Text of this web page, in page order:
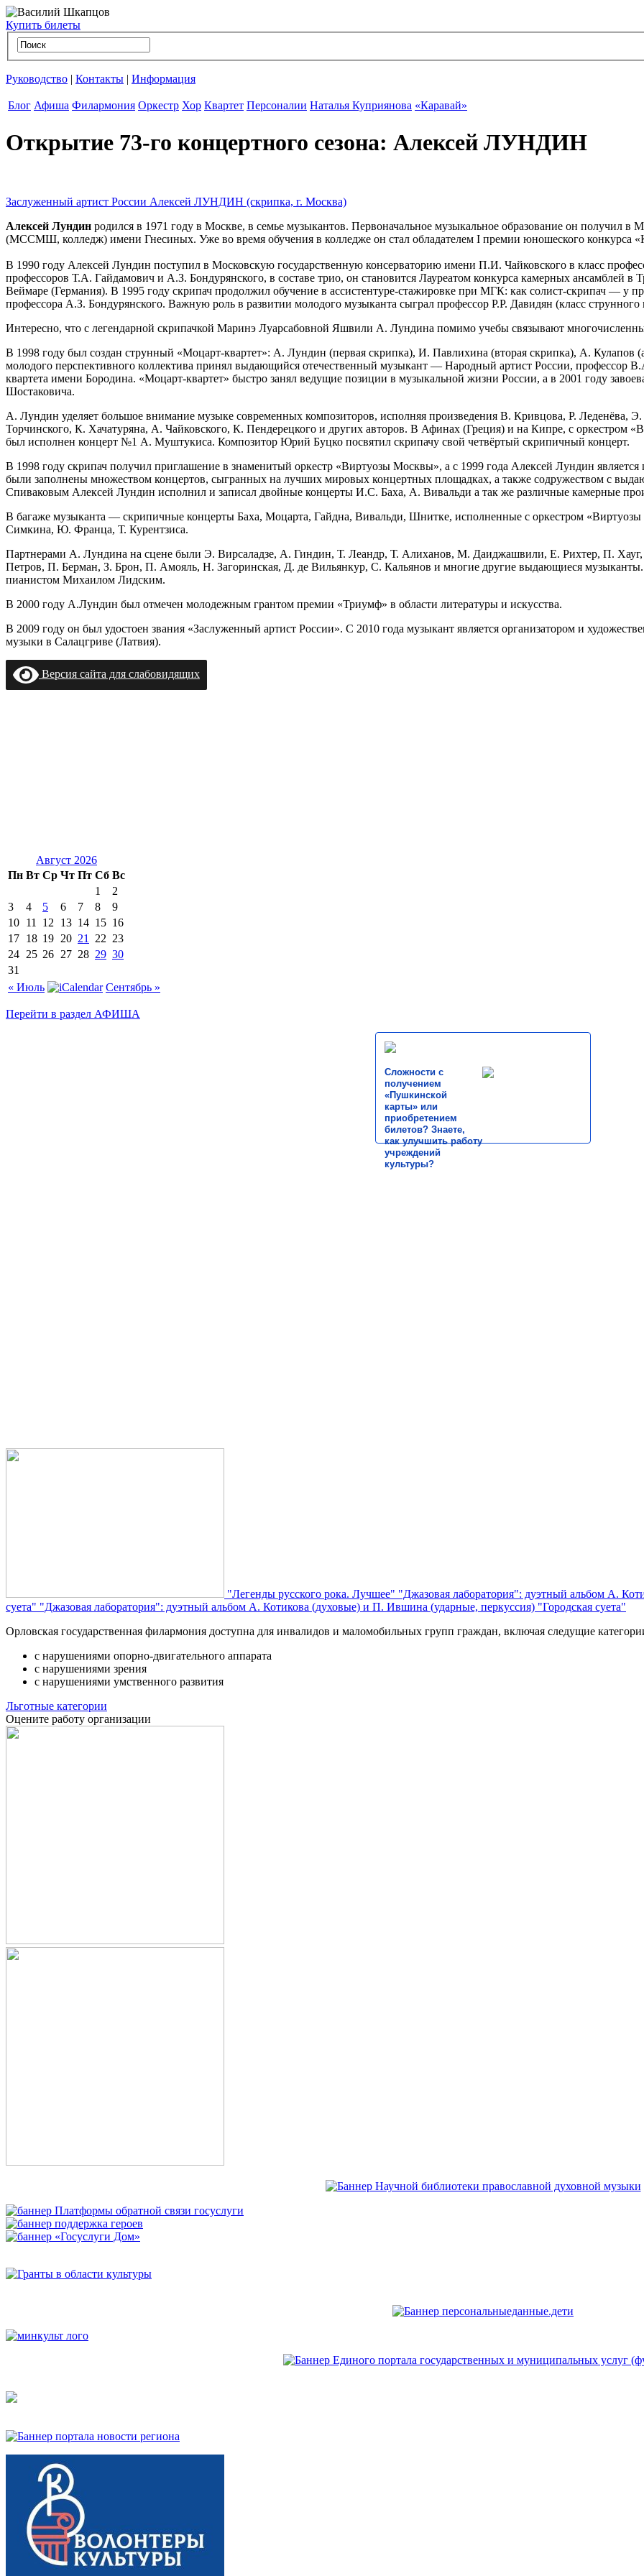
Купить билеты
Руководство | Контакты | Информация
Блог Афиша Филармония Оркестр Хор Квартет Персоналии Наталья Куприянова «Каравай»
Открытие 73-го концертного сезона: Алексей ЛУНДИН
Заслуженный артист России Алексей ЛУНДИН (скрипка, г. Москва)
Алексей Лундин родился в 1971 году в Москве, в семье музыкантов. Первоначальное музыкальное образование он получил в
(МССМШ, колледж) имени Гнесиных. Уже во время обучения в колледже он стал обладателем I премии юношеского конкурса
В 1990 году Алексей Лундин поступил в Московскую государственную консерваторию имени П.И. Чайковского в класс
профессоров Т.А. Гайдамович и А.З. Бондурянского, в составе трио, он становится Лауреатом конкурса камерных ансамблей в
Веймаре (Германия). В 1995 году скрипач продолжил обучение в ассистентуре-стажировке при МГК: как солист-скрипач —
профессора А.З. Бондурянского. Важную роль в развитии молодого музыканта сыграл профессор Р.Р. Давидян (класс
Интересно, что с легендарной скрипачкой Маринэ Луарсабовной Яшвили А. Лундина помимо учебы связывают
В 1998 году был создан струнный «Моцарт-квартет»: А. Лундин (первая скрипка), И. Павлихина (вторая скрипка), А. Кулапов
молодого перспективного коллектива принял выдающийся отечественный музыкант — Народный артист России, профессор
квартета имени Бородина. «Моцарт-квартет» быстро занял ведущие позиции в музыкальной жизни России, а в 2001 году
Шостаковича.
А. Лундин уделяет большое внимание музыке современных композиторов, исполняя произведения В. Кривцова, Р. Леденёва,
Торчинского, К. Хачатуряна, А. Чайковского, К. Пендерецкого и других авторов. В Афинах (Греция) и на Кипре, с
был исполнен концерт №1 А. Муштукиса. Композитор Юрий Буцко посвятил скрипачу свой четвёртый скрипичный концерт.
В 1998 году скрипач получил приглашение в знаменитый оркестр «Виртуозы Москвы», а с 1999 года Алексей Лундин
были заполнены множеством концертов, сыгранных на лучших мировых концертных площадках, а также содружеством с
Спиваковым Алексей Лундин исполнил и записал двойные концерты И.С. Баха, А. Вивальди а так же различные камерные
В багаже музыканта — скрипичные концерты Баха, Моцарта, Гайдна, Вивальди, Шнитке, исполненные с оркестром
Симкина, Ю. Франца, Т. Курентзиса.
Партнерами А. Лундина на сцене были Э. Вирсаладзе, А. Гиндин, Т. Леандр, Т. Алиханов, М. Даиджашвили, Е. Рихтер, П.
Петров, П. Берман, З. Брон, П. Амояль, Н. Загоринская, Д. де Вильянкур, С. Кальянов и многие другие выдающиеся музыканты.
пианистом Михаилом Лидским.
В 2000 году А.Лундин был отмечен молодежным грантом премии «Триумф» в области литературы и искусства.
В 2009 году он был удостоен звания «Заслуженный артист России». С 2010 года музыкант является организатором и
музыки в Салацгриве (Латвия).
Версия сайта для слабовидящих
Август 2026
Пн Вт Ср Чт Пт Сб Вс
1
2
3
4 5 6 7 8
9
10 11 12 13 14 15 16
17 18 19 20 21 22 23
24 25 26 27 28 29 30
31
« Июль
Сентябрь »
Перейти в раздел АФИША
Сложности с
получением
«Пушкинской
карты» или
приобретением
билетов? Знаете,
как улучшить работу
учреждений
культуры?
"Легенды русского рока. Лучшее" "Джазовая лаборатория": дуэтный альбом А.
суета" "Джазовая лаборатория": дуэтный альбом А. Котикова (духовые) и П. Ившина (ударные, перкуссия) "Городская суета"
Орловская государственная филармония доступна для инвалидов и маломобильных групп граждан, включая следущие
с нарушениями опорно-двигательного аппарата
с нарушениями зрения
с нарушениями умственного развития
Льготные категории
Оцените работу организации